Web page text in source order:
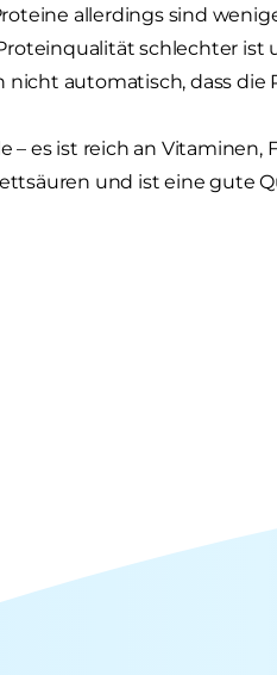
allerdings sind
schlechter ist
automatisch, dass die
– es ist reich an
und ist eine gute